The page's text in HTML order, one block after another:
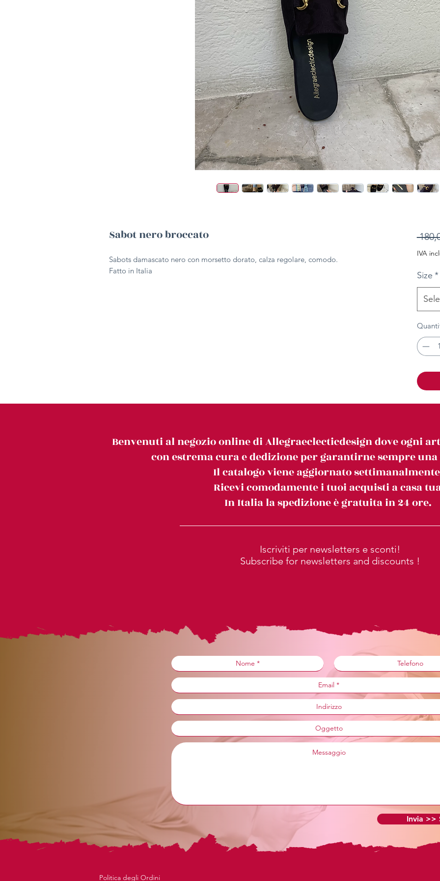
Sabot nero broccato
Sabots damascato nero con morsetto dorato, calza regolare, comodo.
Fatto in Italia
IVA
Size *
Benvenuti al negozio online di Allegraeclecticdesign dove ogni
con estrema cura e dedizione per garantirne sempre
Il catalogo viene aggiornato
Ricevi comodamente i tuoi acquisti a casa
In Italia la spedizione è gratuita in 24 ore.
Iscriviti per newsletters e sconti!
Subscribe for newsletters and discounts !
Invia >>
Politica degli Ordini